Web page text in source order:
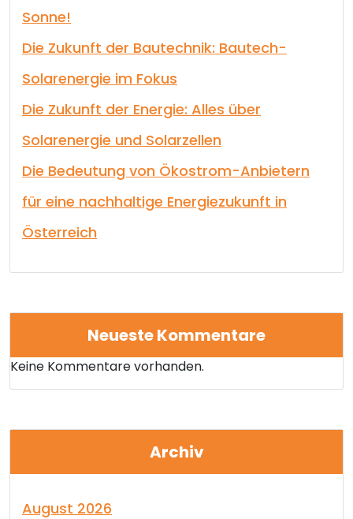
Sonne!
Die Zukunft der Bautechnik: Bautech-
Solarenergie im Fokus
Die Zukunft der Energie: Alles über
Solarenergie und Solarzellen
Die Bedeutung von Ökostrom-Anbietern
für eine nachhaltige Energiezukunft in
Österreich
Neueste Kommentare
Keine Kommentare vorhanden.
Archiv
August 2026